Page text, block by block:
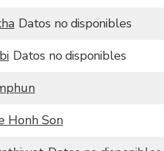
Datos no disponibles
Datos no disponibles
Honh Son